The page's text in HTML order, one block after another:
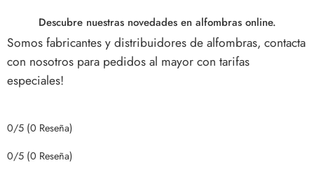
Descubre nuestras novedades en alfombras online.
Somos fabricantes y distribuidores de alfombras, contacta
con nosotros para pedidos al mayor con tarifas
especiales!
0/5 (0 Reseña)
0/5 (0 Reseña)